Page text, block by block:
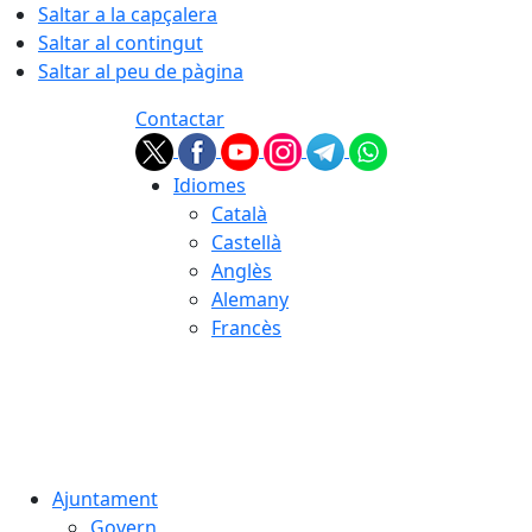
Saltar a la capçalera
Saltar al contingut
Saltar al peu de pàgina
Contactar
Idiomes
Català
Castellà
Anglès
Alemany
Francès
Ajuntament